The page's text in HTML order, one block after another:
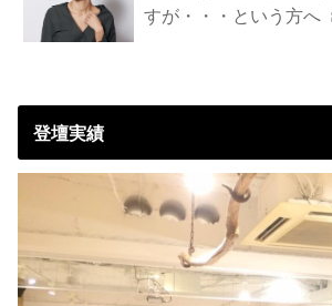
すが・・・という方へ
登壇実績